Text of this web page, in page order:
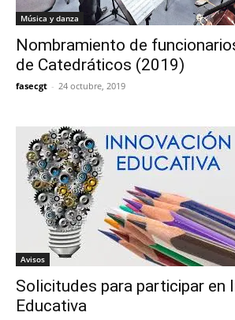
Música y danza
Nombramiento de
de Catedráticos (2019)
fasecgt - 24 octubre, 2019
Avisos
Solicitudes para participar en
Educativa